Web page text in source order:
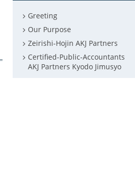
Greeting
Our Purpose
Zeirishi-Hojin AKJ Partners
Certified-Public-Accountants
AKJ Partners Kyodo Jimusyo